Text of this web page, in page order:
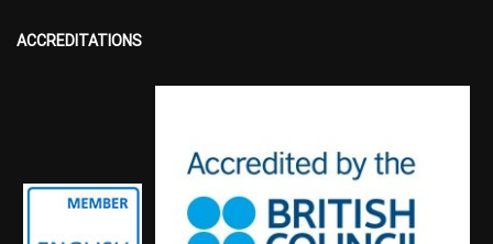
ACCREDITATIONS